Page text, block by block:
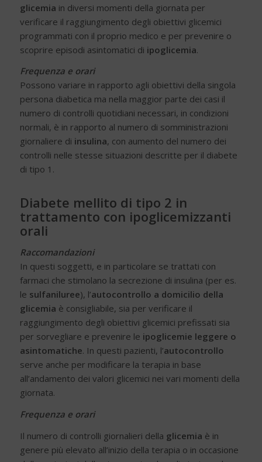
glicemia in diversi momenti della giornata per
verificare il raggiungimento degli obiettivi glicemici
programmati con il proprio medico e per prevenire o
scoprire episodi asintomatici di ipoglicemia.
Frequenza e orari
Possono variare in rapporto agli obiettivi della singola
persona diabetica ma nella maggior parte dei casi il
numero di controlli quotidiani necessari, in condizioni
normali, è in rapporto al numero di somministrazioni
giornaliere di insulina, con aumento del numero dei
controlli nelle stesse situazioni descritte per il diabete
di tipo 1.
Diabete mellito di tipo 2 in
trattamento con ipoglicemizzanti
orali
Raccomandazioni
In questi soggetti, e in particolare se trattati con
farmaci che stimolano la secrezione di insulina (per es.
le sulfaniluree), l’autocontrollo a domicilio della
glicemia è consigliabile, sia per verificare il
raggiungimento degli obiettivi glicemici prefissati sia
per sorvegliare e prevenire le ipoglicemie leggere o
asintomatiche. In questi pazienti, l’autocontrollo
serve anche per modificare la terapia in base
all’andamento dei valori glicemici nei vari momenti della
giornata.
Frequenza e orari
Il numero di controlli giornalieri della glicemia è in
genere più elevato all’inizio della terapia o in occasione